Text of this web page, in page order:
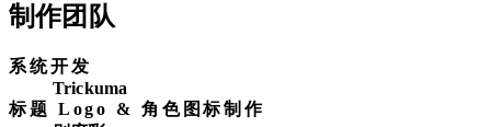
制作团队
系统开发
Trickuma
标题 Logo & 角色图标制作